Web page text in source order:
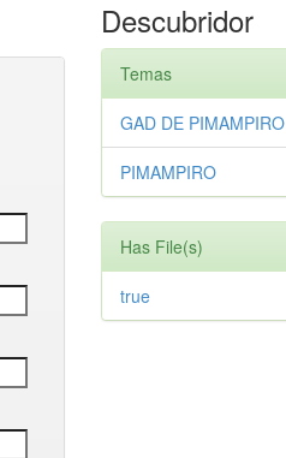
Descubridor
Temas
GAD DE PIMAMPIRO
PIMAMPIRO
Has File(s)
true